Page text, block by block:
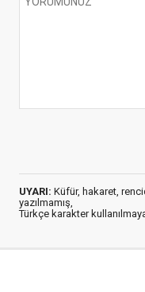
UYARI: Küfür, hakaret,
yazılmamış,
Türkçe karakter